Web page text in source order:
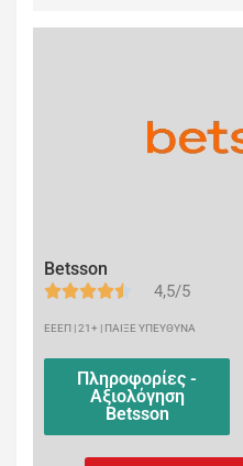
Betsson
4,5/5
ΕΕΕΠ | 21+ | ΠΑΙΞΕ ΥΠΕΥΘΥΝΑ
Πληροφορίες -
Αξιολόγηση
Betsson